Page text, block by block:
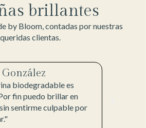
brillantes
by Bloom, contadas por nuestras
queridas clientas.
biodegradable es
fin puedo brillar en
sentirme culpable por